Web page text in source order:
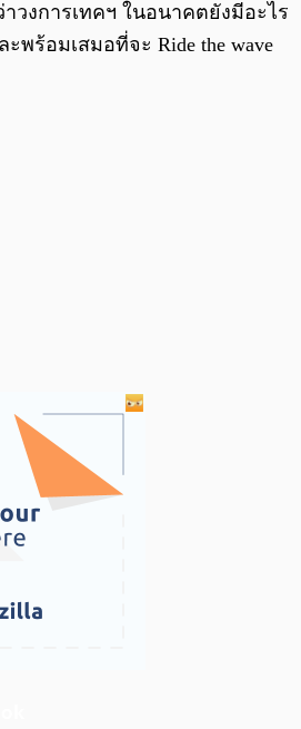
วงการเทคฯ ในอนาคตยังมีอะไร
พร้อมเสมอที่จะ Ride the wave